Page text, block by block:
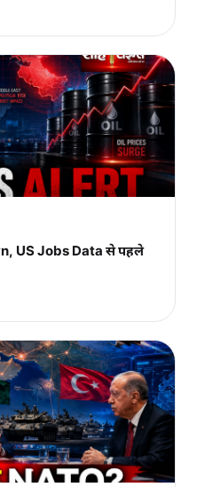
US Jobs Data से पहले